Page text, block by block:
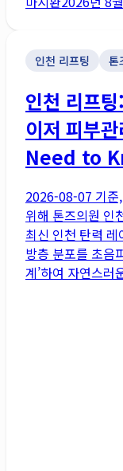
인천 리프팅 톤
인천 리프
이저 피부
Need to
2026-08-07 기준
위해 톤즈의원 인
최신 인천 탄력
방층 분포를 초음
계’하여 자연스러